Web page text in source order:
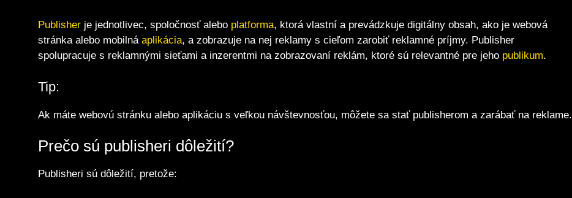
Publisher je jednotlivec, spoločnosť alebo platforma, ktorá vlastní a prevádzkuje digitálny obsah, ako je webová
stránka alebo mobilná aplikácia, a zobrazuje na nej reklamy s cieľom zarobiť reklamné príjmy. Publisher
spolupracuje s reklamnými sieťami a inzerentmi na zobrazovaní reklám, ktoré sú relevantné pre jeho publikum.
Tip:
Ak máte webovú stránku alebo aplikáciu s veľkou návštevnosťou, môžete sa stať publisherom a zarábať na reklame.
Prečo sú publisheri dôležití?
Publisheri sú dôležití, pretože: